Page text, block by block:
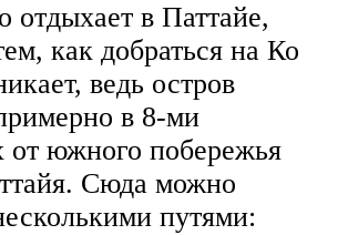
отдыхает в Паттайе,
как добраться на Ко
ведь остров
в 8-ми
от южного побережья
Сюда можно
путями: